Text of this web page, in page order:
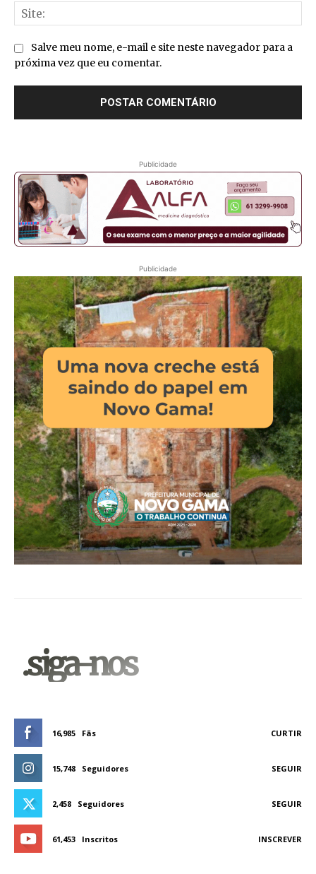
Salve meu nome, e-mail e site neste navegador para a
próxima vez que eu comentar.
Publicidade
Publicidade
.siga-nos
16,985 Fãs CURTIR
15,748 Seguidores SEGUIR
2,458 Seguidores SEGUIR
61,453 Inscritos INSCREVER